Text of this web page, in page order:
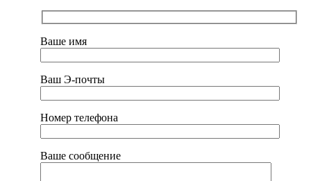
Ваше имя
Ваш Э-почты
Номер телефона
Ваше сообщение